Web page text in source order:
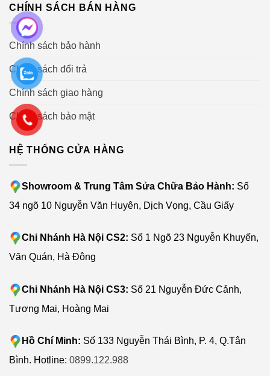
CHÍNH SÁCH BÁN HÀNG
Chính sách bảo hành
Chính sách đổi trả
Chính sách giao hàng
Chính sách bảo mật
HỆ THỐNG CỬA HÀNG
Showroom & Trung Tâm Sửa Chữa Bảo Hành: Số
34 ngõ 10 Nguyễn Văn Huyên, Dịch Vọng, Cầu Giấy
Chi Nhánh Hà Nội CS2: Số 1 Ngõ 23 Nguyễn Khuyến,
Văn Quán, Hà Đông
Chi Nhánh Hà Nội CS3: Số 21 Nguyễn Đức Cảnh,
Tương Mai, Hoàng Mai
Hồ Chí Minh: Số 133 Nguyễn Thái Bình, P. 4, Q.Tân
Bình. Hotline: 0899.122.988